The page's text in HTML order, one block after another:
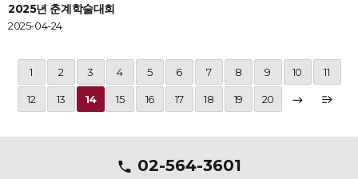
2025년 춘계학술대회
2025-04-24
1 2 3 4 5 6 7 8 9 10 11
12 13 14 15 16 17 18 19 20
02-564-3601